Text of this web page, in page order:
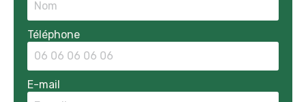
Téléphone
E-mail